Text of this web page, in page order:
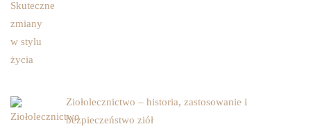
Ziołolecznictwo – historia, zastosowanie i
bezpieczeństwo ziół